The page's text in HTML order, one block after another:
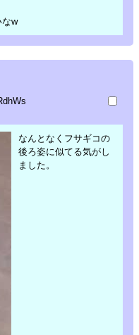
なw
なんとなくフサギコの
後ろ姿に似てる気がし
ました。